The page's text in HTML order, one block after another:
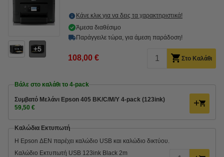
5
Κάνε κλικ για να δεις τα χαρακτηριστικά!
Άμεσα διαθέσιμο
Παράγγειλε τώρα, για άμεση παράδοση!
108,00 € Στο Καλάθι
Βάλε στο καλάθι το 4-pack
Συμβατό Μελάνι Epson 405 BK/C/M/Y 4-pack (123ink)
59,50 €
Καλώδια Εκτυπωτή
Η Epson ΔΕΝ παρέχει καλώδιο USB και καλώδιο δικτύου.
Καλώδιο Εκτυπωτή USB 123ink Black 2m